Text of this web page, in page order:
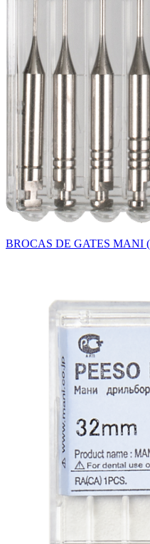
BROCAS DE GATES MANI